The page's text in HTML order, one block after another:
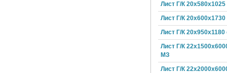
Лист Г/К 20х580х1025
Лист Г/К 20х600х1730
Лист Г/К 20х950х1180
Лист Г/К
МЗ
Лист Г/К